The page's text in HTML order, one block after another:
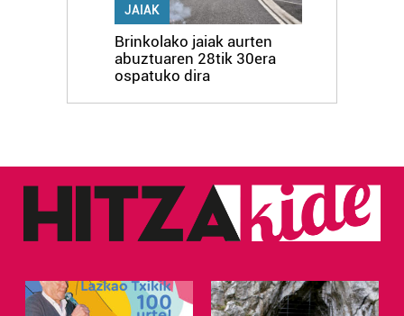
JAIAK
Brinkolako jaiak aurten
abuztuaren 28tik 30era
ospatuko dira